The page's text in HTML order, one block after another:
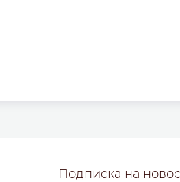
Подписка на